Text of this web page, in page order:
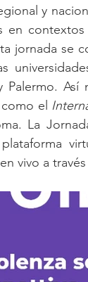
y
en
jornada se
Palermo.
el
La
vivo a